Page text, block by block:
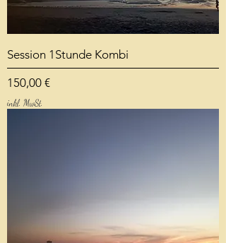
Session 1Stunde Kombi
Preis
150,00 €
inkl. MwSt.